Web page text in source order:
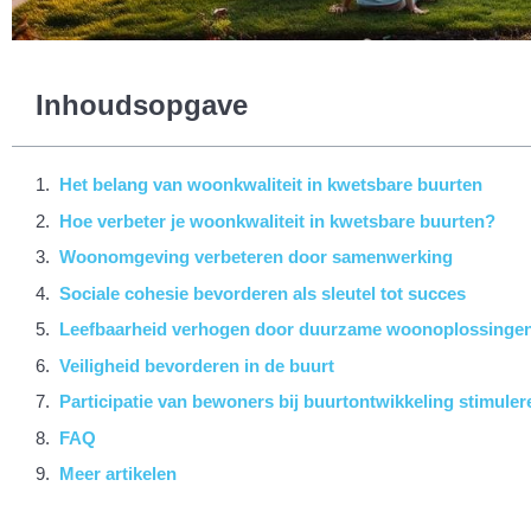
Inhoudsopgave
Het belang van woonkwaliteit in kwetsbare buurten
Hoe verbeter je woonkwaliteit in kwetsbare buurten?
Woonomgeving verbeteren door samenwerking
Sociale cohesie bevorderen als sleutel tot succes
Leefbaarheid verhogen door duurzame
Veiligheid bevorderen in de buurt
Participatie van bewoners bij buurtontwikkeling
FAQ
Meer artikelen